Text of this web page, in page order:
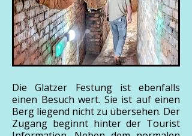
Die Glatzer Festung ist ebenfalls
einen Besuch wert. Sie ist auf einen
Berg liegend nicht zu übersehen. Der
Zugang beginnt hinter der Tourist